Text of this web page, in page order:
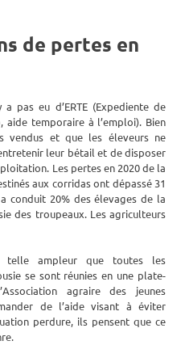
de pertes en
pas eu d’ERTE (Expediente de
aide temporaire à l’emploi). Bien
vendus et que les éleveurs ne
leur bétail et de disposer
Les pertes en 2020 de la
aux corridas ont dépassé 31
conduit 20% des élevages de la
des troupeaux. Les agriculteurs
telle ampleur que toutes les
se sont réunies en une plate-
agraire des jeunes
de l’aide visant à éviter
perdure, ils pensent que ce